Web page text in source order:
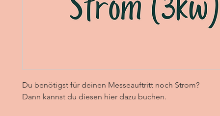
Du benötigst für deinen Messeauftritt noch Strom?
Dann kannst du diesen hier dazu buchen.